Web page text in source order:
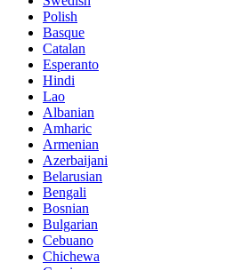
Polish
Basque
Catalan
Esperanto
Hindi
Lao
Albanian
Amharic
Armenian
Azerbaijani
Belarusian
Bengali
Bosnian
Bulgarian
Cebuano
Chichewa